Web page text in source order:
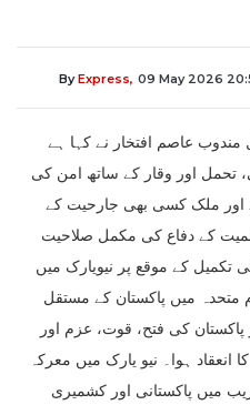
ByExpress, 09 May 2026
مندوب عاصم افتخار نے کہا ہے
تحمل اور وقار کے ساتھ امن کی
اور ملک کسی بھی جارحیت کے
کے دفاع کی مکمل صلاحیت
کے موقع پر نیویارک میں
متحدہ میں پاکستان کے مستقل
کی فتح، قوت، عزم اور
ہوا۔ نیو یارک میں معرکہ
میں پاکستانی اور کشمیری